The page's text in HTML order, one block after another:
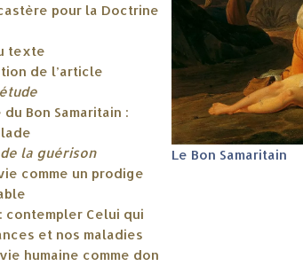
pour la Doctrine
texte
de l’article
Bon Samaritain :
la guérison
comme un prodige
contempler Celui qui
et nos maladies
humaine comme don
Le Bon Samaritain